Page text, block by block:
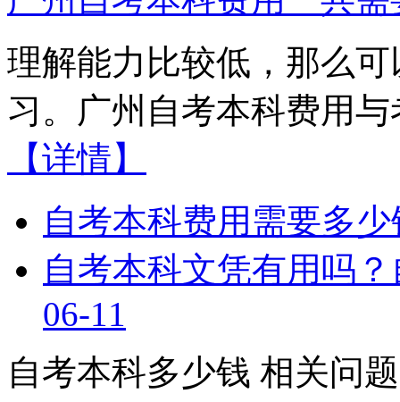
理解能力比较低，那么
习。广州自考本科费用
【详情】
自考本科费用需要多
自考本科文凭有用吗
06-11
自考本科多少钱 相关问题